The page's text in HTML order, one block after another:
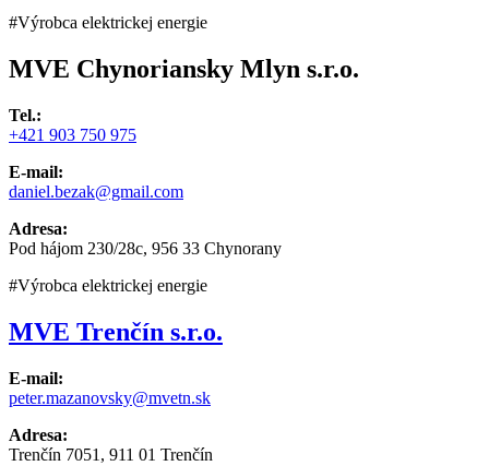
#Výrobca elektrickej energie
MVE Chynoriansky Mlyn s.r.o.
Tel.:
+421 903 750 975
E-mail:
daniel.bezak@gmail.com
Adresa:
Pod hájom 230/28c, 956 33 Chynorany
#Výrobca elektrickej energie
MVE Trenčín s.r.o.
E-mail:
peter.mazanovsky@mvetn.sk
Adresa:
Trenčín 7051, 911 01 Trenčín